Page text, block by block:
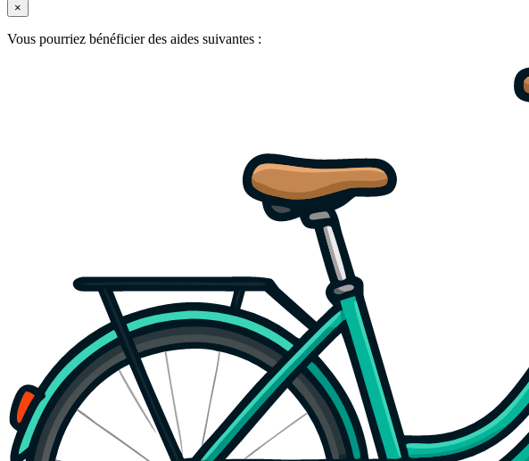
×
Vous pourriez bénéficier des aides suivantes :